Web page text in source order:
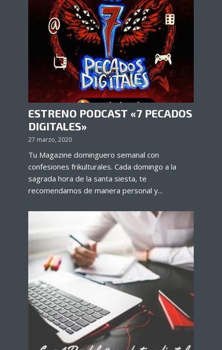
ESTRENO PODCAST «7 PECADOS
DIGITALES»
27 marzo, 2020
Tu Magazine dominguero semanal con
confesiones frikulturales. Cada domingo a la
sagrada hora de la santa siesta, te
recomendamos de manera personal y...